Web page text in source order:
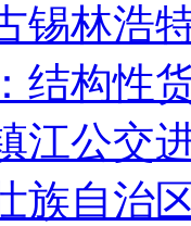
锡林浩
结构性
江公交
族自治